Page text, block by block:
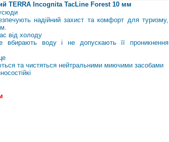
TERRA Incognita TacLine Forest 10 мм
надійний захист та комфорт для туризму,
від холоду
вбирають воду і не допускають її проникнення
та чистяться нейтральними миючими засобами